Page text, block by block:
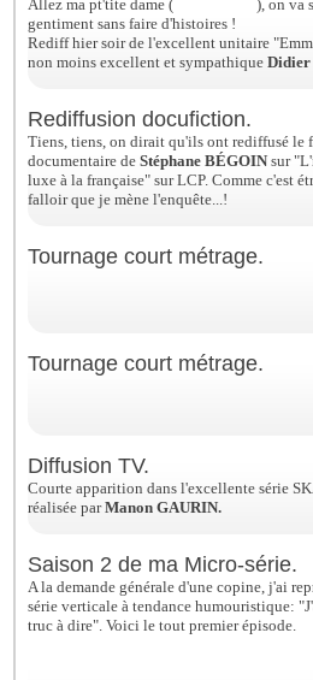
Allez ma pt'tite dame (
), on va
gentiment sans faire d'histoires !
Rediff hier soir de l'excellent unitaire
non moins excellent et sympathique
Rediffusion docufiction.
Tiens, tiens, on dirait qu'ils ont rediffusé le
documentaire deStéphane BÉGOIN sur
luxe à la française" sur LCP. Comme c'est
falloir que je mène l'enquête...!
Tournage court métrage.
Tournage court métrage.
Diffusion TV.
Courte apparition dans l'excellente série
réalisée parManon GAURIN.
Saison 2 de ma Micro-série.
A la demande générale d'une copine, j'ai
série verticale à tendance humouristique:
truc à dire". Voici le tout premier épisode.